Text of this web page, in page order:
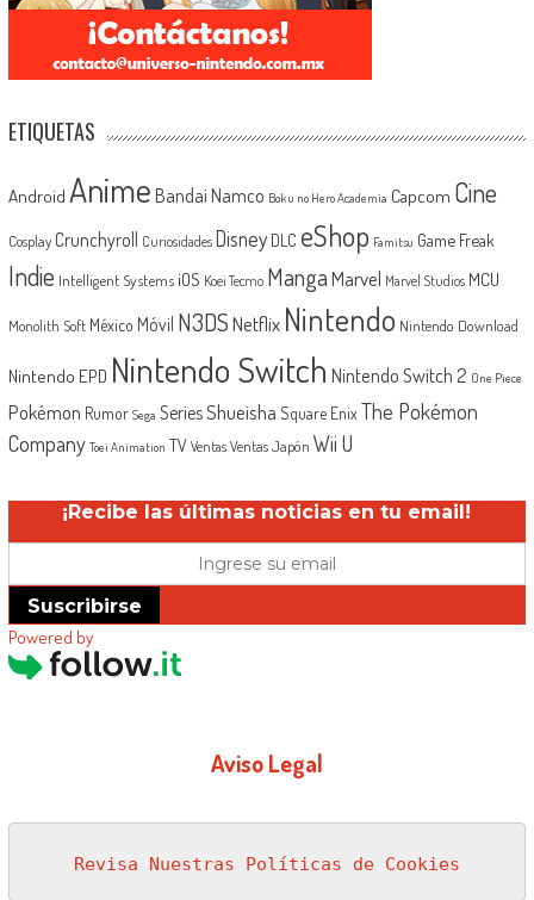
ETIQUETAS
Android Anime Bandai Namco Boku no Hero Academia Capcom Cine
Cosplay Crunchyroll Curiosidades Disney DLC eShop Famitsu Game Freak
Indie Intelligent Systems iOS Koei Tecmo MangaMarvel Marvel Studios MCU
Monolith Soft México Móvil N3DSNetflix Nintendo Nintendo Download
Nintendo EPD Nintendo Switch Nintendo Switch 2 One Piece
Pokémon Rumor Sega SeriesShueisha Square EnixThe Pokémon
Company Toei Animation TV Ventas Ventas Japón Wii U
¡Recibe las últimas noticias en tu email!
Suscribirse
Powered by
Aviso Legal
Revisa Nuestras Políticas de Cookies